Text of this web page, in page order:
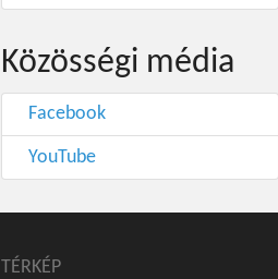
Közösségi média
Facebook
YouTube
TÉRKÉP